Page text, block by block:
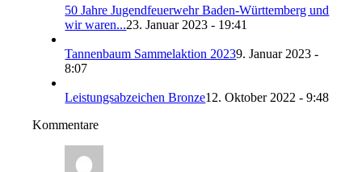
50 Jahre Jugendfeuerwehr Baden-Württemberg und
wir waren...23. Januar 2023 - 19:41
Tannenbaum Sammelaktion 20239. Januar 2023 -
8:07
Leistungsabzeichen Bronze12. Oktober 2022 - 9:48
Kommentare